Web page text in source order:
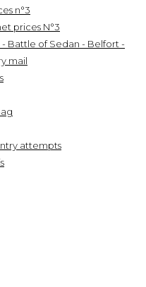
n°3
prices N°3
Battle of Sedan - Belfort -
mail
attempts